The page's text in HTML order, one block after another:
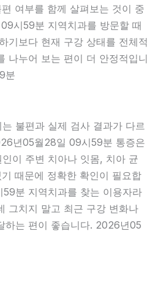
여부를 함께 살펴보는 것이 중
시59분 지역치과를 방문할 때
기보다 현재 구강 상태를 전체적
나누어 보는 편이 더 안정적입니
분
불편과 실제 검사 결과가 다르
년05월28일 09시59분 통증은
이 주변 치아나 잇몸, 치아 균
때문에 정확한 확인이 필요합
분 지역치과를 찾는 이용자라
그치지 말고 최근 구강 변화나
하는 편이 좋습니다. 2026년05